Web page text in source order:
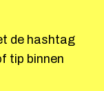
de hashtag
tip binnen